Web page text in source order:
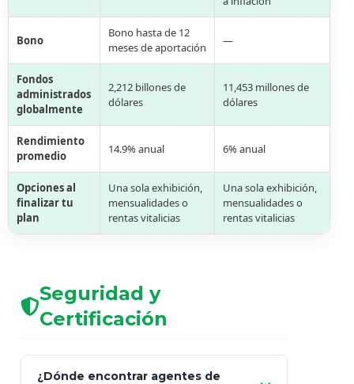
Bono
Bono hasta de 12
meses de aportación
—
Fondos
administrados
globalmente
2,212 billones de
dólares
11,453 millones de
dólares
Rendimiento
promedio
14.9% anual 6% anual
Opciones al
finalizar tu
plan
Una sola exhibición,
mensualidades o
rentas vitalicias
Una sola exhibición,
mensualidades o
rentas vitalicias
Seguridad y
Certificación
¿Dónde encontrar agentes de